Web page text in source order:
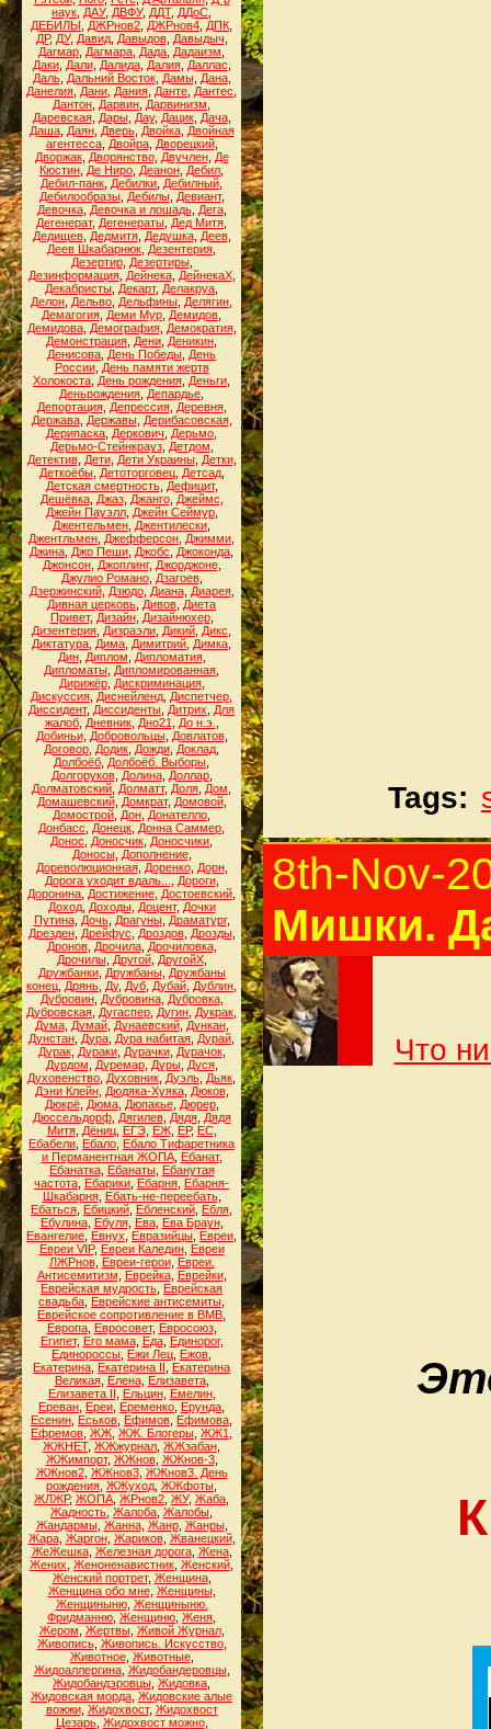
наук ДАУ, ДВФУ, ДДТ, ДДоС
ДЕБИЛЫ
ДЖРнов2 ДЖРнов4 ДПК
ДР, ДУ, Давид, Давыдов, Давыдыч
Дагмар Дагмара Дада Дадаизм
Даки, Дали, Далида, Далия, Даллас
Даль, Дальний Восток, Дамы, Дана,
Данелия Дани Дания Данте Дантес
Дантон Дарвин Дарвинизм
Даревская, Дары, Дау, Дацик, Дача,
Даша, Даян, Дверь, Двойка, Двойная
агентесса, Двойра, Дворецкий,
Дворжак, Дворянство, Двучлен, Де
Кюстин Де Ниро Деанон Дебил
Дебил-панк Дебилки Дебилный
Дебилообразы, Дебилы, Девиант,
Девочка, Девочка и лошадь, Дега,
Дегенерат, Дегенераты Дед Митя
Дедищев, Дедмитя, Дедушка, Деев,
Деев Шкабарнюк Дезентерия
Дезертир, Дезертиры,
Дезинформация, Дейнека, ДейнекаХ,
Декабристы Декарт, Делакруа
Делон Дельво Дельфины Делягин
Демагогия Деми Мур Демидов
Демидова, Демография, Демократия,
Демонстрация Дени Деникин
Денисова День Победы День
России, День памяти жертв
Холокоста День рождения Деньги
Деньрождения Депардье
Депортация, Депрессия, Деревня,
Держава, Державы, Дерибасовская,
Дерипаска Деркович Дерьмо
Дерьмо-Стейнкрауз, Детдом
Детектив, Дети, Дети Украины, Детки,
Деткоёбы, Детоторговец, Детсад,
Детская смертность, Дефицит,
Дешёвка, Джаз, Джанго, Джеймс
Джейн Пауэлл, Джейн Сеймур,
Джентельмен Джентилески
Джентльмен Джефферсон Джимми
Джина Джо Пеши Джобс Джоконда
Джонсон, Джоплинг, Джорджоне,
Джулио Романо, Дзагоев,
Дзержинский, Дзюдо, Диана, Диарея,
Дивная церковь Дивов Диета
Привет, Дизайн, Дизайнюхер,
Дизентерия Дизраэли Дикий Дикс
Диктатура Дима Димитрий Димка
Дин, Диплом Дипломатия,
Дипломаты Дипломированная
Дирижёр, Дискриминация,
Дискуссия Диснейленд Диспетчер
Диссидент, Диссиденты Дитрих
Для
жалоб, Дневник, Дно21 До н.э.
Добиньи, Добровольцы, Довлатов,
Договор Додик Дожди Доклад
Долбоёб Долбоёб. Выборы
Долгоруков, Долина, Доллар,
Долматовский Долматт, Доля Дом
Домашевский, Домкрат, Домовой,
Домострой Дон Донателло
Донбасс
Донецк Донна Саммер
Донос
Доносчик Доносчики
Доносы, Дополнение,
Дореволюционная, Доренко, Дорн,
Дорога уходит вдаль...
Дороги,
Доронина Достижение Достоевский
Доход, Доходы, Доцент, Дочки
Путина, Дочь, Драгуны, Драматург,
Дрезден, Дрейфус Дроздов, Дрозды,
Дронов, Дрочила, Дрочиловка,
Дрочилы, Другой, ДругойХ,
Дружбанки, Дружбаны, Дружбаны
конец Дрянь Ду, Дуб Дубай Дублин
Дубровин, Дубровина, Дубровка,
Дубровская Дугаспер Дугин Дукрак
Дума, Думай, Дунаевский, Дункан,
Дунстан Дура Дура набитая Дурай
Дурак, Дураки, Дурачки, Дурачок,
Дурдом
Дуремар, Дуры, Дуся,
Духовенство Духовник Дуэль Дьяк
Дэни Клейн, Дюдяка-Хуяка, Дюков,
Дюкрё, Дюма, Дюпакье, Дюрер,
Дюссельдорф, Дягилев, Дядя, Дядя
Митя, Дёниц, ЕГЭ, ЕЖ, ЕР, ЕС,
Ебабели Ебало Ебало Тифаретника
и Перманентная ЖОПА, Ебанат,
Ебанатка, Ебанаты, Ебанутая
частота Ебарики Ебарня Ебарня-
Шкабарня, Ебать-не-переебать,
Ебаться Ебицкий Ебленский Ебля
Ебулина, Ебуля, Ева, Ева Браун,
Евангелие Евнух Евразийцы Евреи
Евреи VIP, Евреи Каледин, Евреи
ЛЖРнов, Евреи-герои, Евреи.
Антисемитизм
Еврейка, Еврейки,
Еврейская мудрость Еврейская
свадьба Еврейские антисемиты
Еврейское сопротивление в ВМВ
Европа, Евросовет, Евросоюз,
Египет, Его мама, Еда, Единорог,
Единороссы Ежи Лец Ежов
Екатерина Екатерина II
Екатерина
Великая, Елена, Елизавета,
Елизавета II
Ельцин, Емелин,
Ереван Ереи Еременко Ерунда
Есенин Еськов Ефимов Ефимова
Ефремов ЖЖ ЖЖ. Блогеры ЖЖ1
ЖЖНЕТ, ЖЖжурнал ЖЖзабан
ЖЖимпорт, ЖЖнов, ЖЖнов-3,
ЖЖнов2, ЖЖнов3, ЖЖнов3. День
рождения ЖЖуход ЖЖфоты
ЖЛЖР, ЖОПА ЖРнов2 ЖУ, Жаба
Жадность Жалоба Жалобы
Жандармы, Жанна, Жанр, Жанры,
Жара, Жаргон, Жариков, Жванецкий,
ЖеЖешка, Железная дорога, Жена,
Жених Женоненавистник Женский
Женский портрет, Женщина,
Женщина обо мне, Женщины,
Женщиныню, Женщиныню.
Фридманню Женщиню Женя
Жером Жертвы, Живой Журнал,
Живопись, Живопись. Искусство,
Животное, Животные,
Жидоаллергина, Жидобандеровцы,
Жидобандэровцы Жидовка
Жидовская морда Жидовские алые
вожжи, Жидохвост, Жидохвост
Цезарь, Жидохвост можно,
Tags:
8th-Nov-
Мишки.
Что